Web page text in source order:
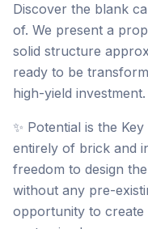
Discover the blank
of. We present a
solid structure
ready to be
high-yield investment.
✨ Potential is the
entirely of brick and
freedom to design
without any pre-
opportunity to